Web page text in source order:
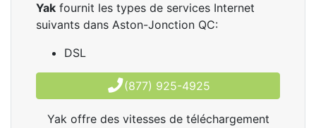
Yak fournit les types de services Internet
suivants dans Aston-Jonction QC:
DSL
(877) 925-4925
Yak offre des vitesses de téléchargement